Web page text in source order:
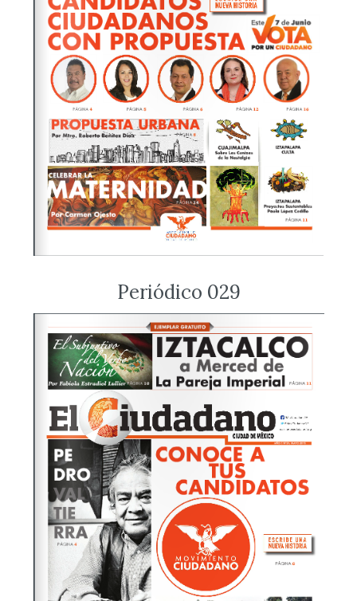
Periódico 029